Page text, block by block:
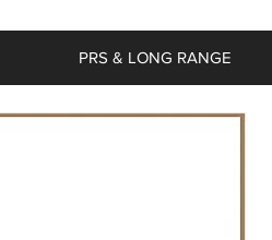
PRS & LONG RANGE